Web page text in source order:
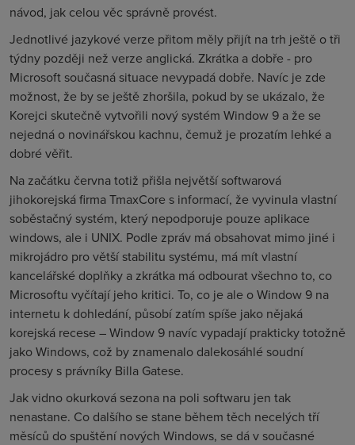
návod, jak celou věc správně provést.
Jednotlivé jazykové verze přitom měly přijít na trh ještě o tři
týdny později než verze anglická. Zkrátka a dobře - pro
Microsoft současná situace nevypadá dobře. Navíc je zde
možnost, že by se ještě zhoršila, pokud by se ukázalo, že
Korejci skutečně vytvořili nový systém Window 9 a že se
nejedná o novinářskou kachnu, čemuž je prozatím lehké a
dobré věřit.
Na začátku června totiž přišla největší softwarová
jihokorejská firmaTmaxCore s informací, že vyvinula vlastní
soběstačný systém, který nepodporuje pouze aplikace
windows, ale i UNIX. Podle zpráv má obsahovat mimo jiné i
mikrojádro pro větší stabilitu systému, má mít vlastní
kancelářské doplňky a zkrátka má odbourat všechno to, co
Microsoftu vyčítají jeho kritici. To, co je ale o Window 9 na
internetu k dohledání, působí zatím spíše jako nějaká
korejská recese – Window 9 navíc vypadají prakticky totožně
jako Windows, což by znamenalo dalekosáhlé soudní
procesy s právníky Billa Gatese.
Jak vidno okurková sezona na poli softwaru jen tak
nenastane. Co dalšího se stane během těch necelých tří
měsíců do spuštění nových Windows, se dá v současné